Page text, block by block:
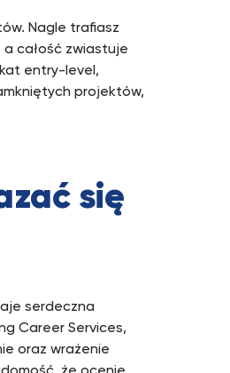
Nagle trafiasz
całość zwiastuje
entry-level,
projektów,
się
serdeczna
Career Services,
oraz wrażenie